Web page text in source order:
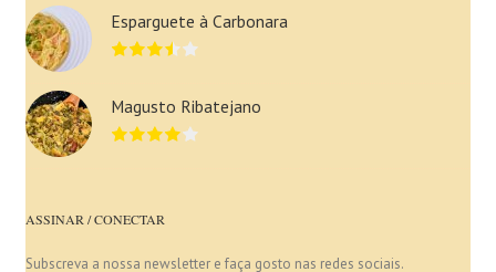
Esparguete à Carbonara
Magusto Ribatejano
ASSINAR / CONECTAR
Subscreva a nossa newsletter e faça gosto nas redes sociais.